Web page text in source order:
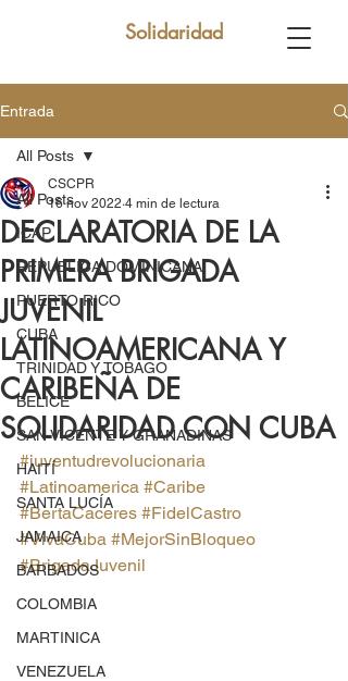
Solidaridad
Entrada
All Posts
ICAP
REPUBLICA DOMINICANA
PUERTO RICO
CUBA
TRINIDAD Y TOBAGO
BELICE
SAN VICENTE Y GRANADINAS
HAITÍ
SANTA LUCÍA
JAMAICA
BARBADOS
COLOMBIA
MARTINICA
VENEZUELA
All Posts
DECLARATORIA DE LA
PRIMERA BRIGADA
JUVENIL
LATINOAMERICANA Y
CARIBEÑA DE
SOLIDARIDAD CON CUBA
CSCPR
16 nov 2022 4 min de lectura
#juventudrevolucionaria
#Latinoamerica #Caribe
#BertaCaceres #FidelCastro
#VivaCuba #MejorSinBloqueo
#BrigadaJuvenil